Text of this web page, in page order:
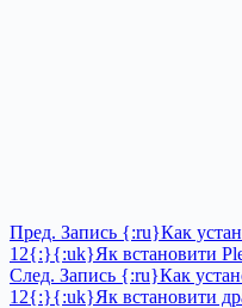
Пред. Запись {:ru}Как
12{:}{:uk}Як встановити
След. Запись {:ru}Как
12{:}{:uk}Як встановити